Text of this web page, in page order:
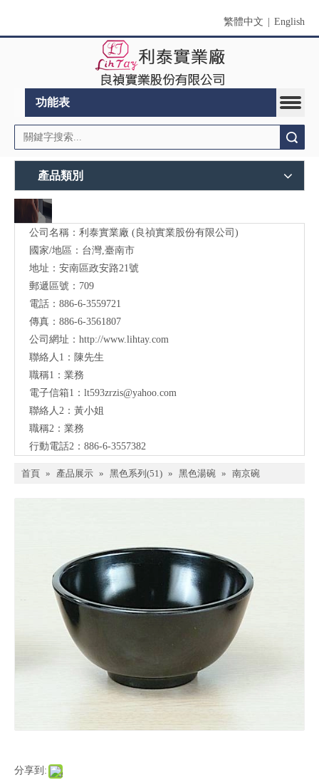
繁體中文 English
功能表
產品類別
公司名稱：利泰實業廠 (良禎實業股份有限公司)
國家/地區：台灣,臺南市
地址：安南區政安路21號
郵遞區號：709
電話：886-6-3559721
傳真：886-6-3561807
公司網址： http://www.lihtay.com
聯絡人1：陳先生
職稱1：業務
電子信箱1：lt593zrzis@yahoo.com
聯絡人2：黃小姐
職稱2：業務
行動電話2：886-6-3557382
首頁 » 產品展示 » 黑色系列(51) » 黑色湯碗 » 南京碗
分享到: